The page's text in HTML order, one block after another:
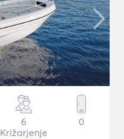
6
Križarjenje
0